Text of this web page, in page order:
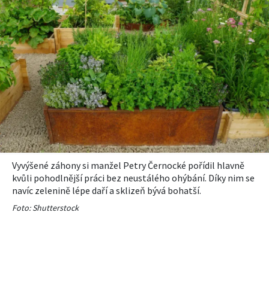
Vyvýšené záhony si manžel Petry Černocké pořídil hlavně
kvůli pohodlnější práci bez neustálého ohýbání. Díky nim se
navíc zelenině lépe daří a sklizeň bývá bohatší.
Foto: Shutterstock